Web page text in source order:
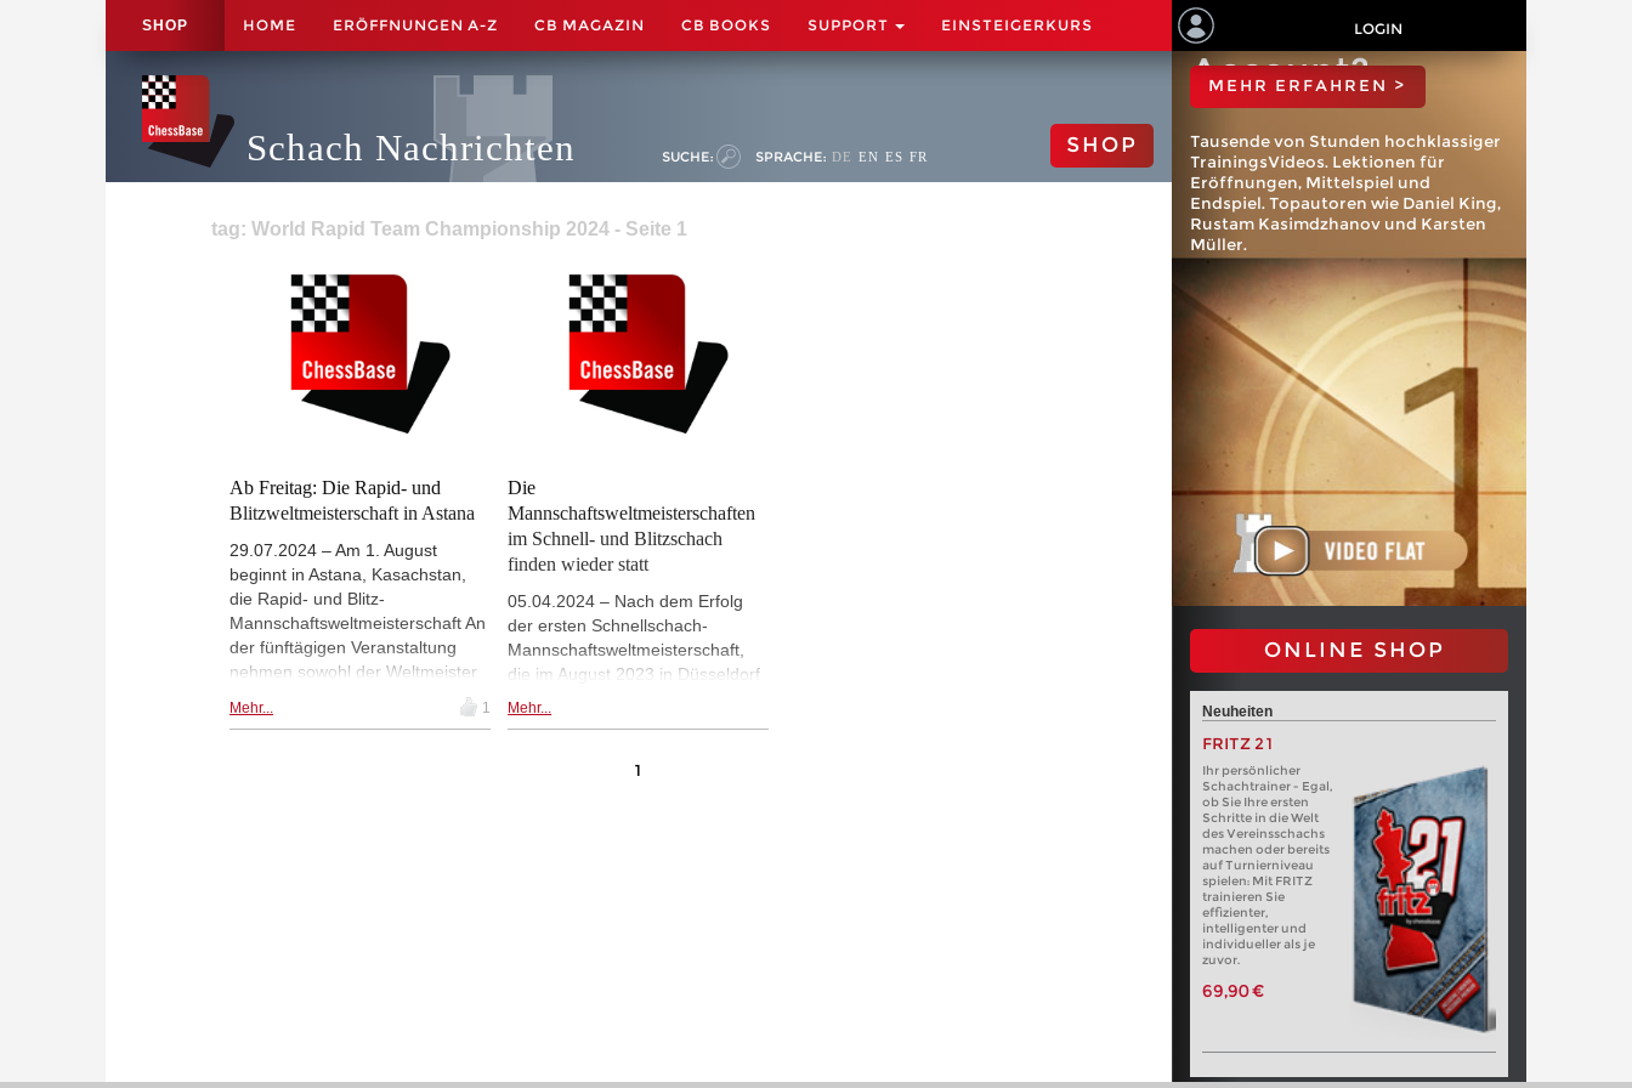
SHOP HOME ERÖFFNUNGEN A-Z CB MAGAZIN CB BOOKS SUPPORT EINSTEIGERKURS LOGIN
Schach Nachrichten SUCHE: SPRACHE: DE EN ES FR SHOP
tag: World Rapid Team Championship 2024 - Seite 1
Ab Freitag: Die Rapid- und
Blitzweltmeisterschaft in Astana
29.07.2024 – Am 1. August
beginnt in Astana, Kasachstan,
die Rapid- und Blitz-
Mannschaftsweltmeisterschaft An
der fünftägigen Veranstaltung
nehmen sowohl der Weltmeister
Weltranglistenerste Magnus
Mehr... 1
Die
Mannschaftsweltmeisterschaften
im Schnell- und Blitzschach
finden wieder statt
05.04.2024 – Nach dem Erfolg
der ersten Schnellschach-
Mannschaftsweltmeisterschaft,
die im August 2023 in Düsseldorf
ausgetragen wurde, hat die FIDE
Mannschaftsweltmeisterschaft zu
Mehr...
1
ChessBase
Account?
MEHR ERFAHREN >
Tausende von Stunden hochklassiger
TrainingsVideos. Lektionen für
Eröffnungen, Mittelspiel und
Endspiel. Topautoren wie Daniel King,
Rustam Kasimdzhanov und Karsten
Müller.
ONLINE SHOP
Neuheiten
FRITZ 21
Ihr persönlicher
Schachtrainer - Egal,
ob Sie Ihre ersten
Schritte in die Welt
des Vereinsschachs
machen oder bereits
auf Turnierniveau
spielen: Mit FRITZ
trainieren Sie
effizienter,
intelligenter und
individueller als je
zuvor.
69,90 €